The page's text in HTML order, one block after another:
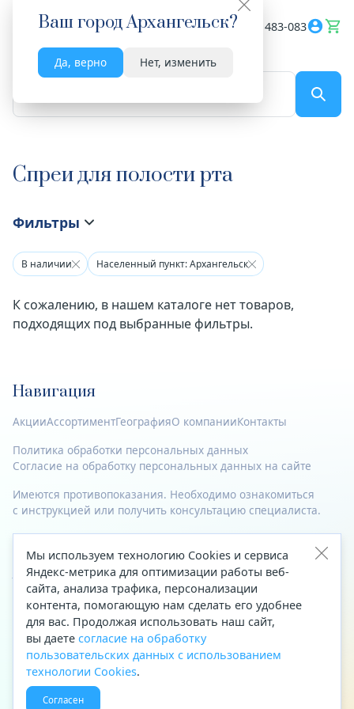
Ваш городАрхангельск?
Да, верно Нет, изменить
Весь сайт 8182 483-083
Спреи для полости рта
Фильтры
В наличии Населенный пункт: Архангельск
К сожалению, в нашем каталоге нет товаров,
подходящих под выбранные фильтры.
Навигация
АкцииАссортиментГеографияО компанииКонтакты
Политика обработки персональных данных
Согласие на обработку персональных данных на сайте
Имеются противопоказания. Необходимо ознакомиться
с инструкцией или получить консультацию специалиста.
© 2023—2026 Все права защищены.
Адрес
Архангельск, ул. Папанина, д. 19 (вход в здание со стороны
автоцентра «Тойота»)
Приемная Генерального директора
Телефон
+7 (8182) 63-60-31
Факс
+7 (8182) 68-66-71
Эл. почта
office@aptekaf.ru
Мы используем технологию Cookies и сервиса
Яндекс-метрика для оптимизации работы веб-
сайта, анализа трафика, персонализации
контента, помогающую нам сделать его удобнее
для вас. Продолжая использовать наш сайт,
вы даете согласие на обработку
пользовательских данных с использованием
технологии Cookies.
Согласен